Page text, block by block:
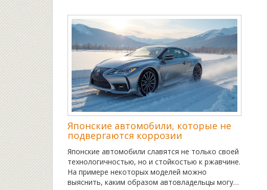
Японские автомобили, которые не
подвергаются коррозии
Японские автомобили славятся не только своей
технологичностью, но и стойкостью к ржавчине.
На примере некоторых моделей можно
выяснить, каким образом автовладельцы могут